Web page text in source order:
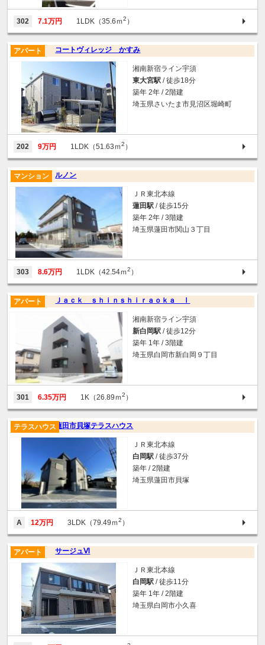
302 7.1万円 1LDK（35.6ｍ2 ）
コートヴィレッジ かすみ
アパート
湘南新宿ライン宇須
東大宮駅 / 徒歩18分
築年 2年 / 2階建
埼玉県さいたま市見沼区堀崎町
202 9万円 1LDK（51.63ｍ2 ）
ルノン
マンション
ＪＲ東北本線
蓮田駅 / 徒歩15分
築年 2年 / 3階建
埼玉県蓮田市関山３丁目
303 8.6万円 1LDK（42.54ｍ2 ）
Ｊａｃｋ ｓｈｉｎｓｈｉｒａｏｋａ Ⅰ
アパート
湘南新宿ライン宇須
新白岡駅 / 徒歩12分
築年 1年 / 3階建
埼玉県白岡市新白岡９丁目
301 6.35万円 1K（26.89ｍ2 ）
蓮田市貝塚テラスハウス
テラスハウス
ＪＲ東北本線
白岡駅 / 徒歩37分
築年 / 2階建
埼玉県蓮田市貝塚
A 12万円 3LDK（79.49ｍ2 ）
サージュⅥ
アパート
ＪＲ東北本線
白岡駅 / 徒歩11分
築年 1年 / 2階建
埼玉県白岡市小久喜